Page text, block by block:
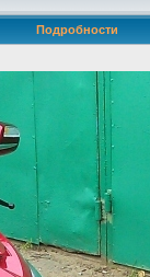
Подробности